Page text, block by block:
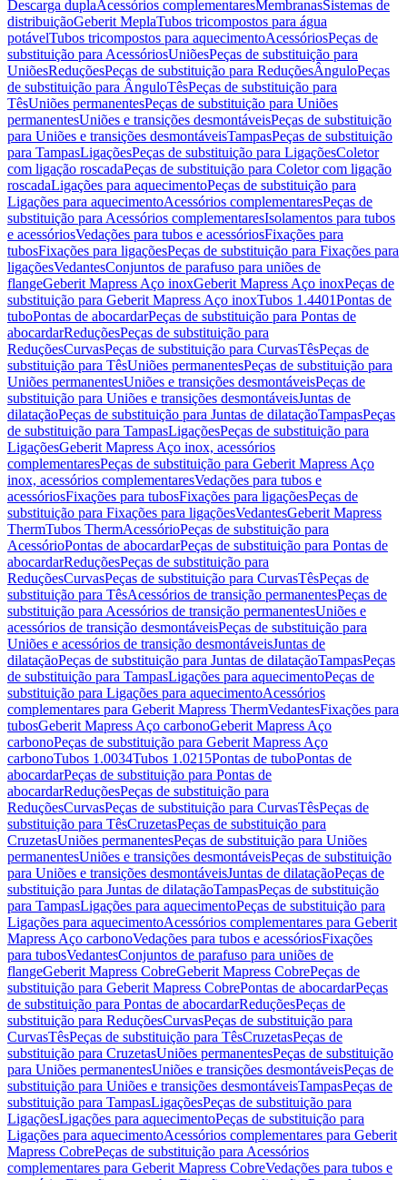
Descarga duplaAcessórios complementaresMembranasSistemas de
distribuiçãoGeberit MeplaTubos tricompostos para água
potávelTubos tricompostos para aquecimentoAcessóriosPeças de
substituição para AcessóriosUniõesPeças de substituição para
UniõesReduçõesPeças de substituição para ReduçõesÂnguloPeças
de substituição para ÂnguloTêsPeças de substituição para
TêsUniões permanentesPeças de substituição para Uniões
permanentesUniões e transições desmontáveisPeças de substituição
para Uniões e transições desmontáveisTampasPeças de substituição
para TampasLigaçõesPeças de substituição para LigaçõesColetor
com ligação roscadaPeças de substituição para Coletor com ligação
roscadaLigações para aquecimentoPeças de substituição para
Ligações para aquecimentoAcessórios complementaresPeças de
substituição para Acessórios complementaresIsolamentos para tubos
e acessóriosVedações para tubos e acessóriosFixações para
tubosFixações para ligaçõesPeças de substituição para Fixações para
ligaçõesVedantesConjuntos de parafuso para uniões de
flangeGeberit Mapress Aço inoxGeberit Mapress Aço inoxPeças de
substituição para Geberit Mapress Aço inoxTubos 1.4401Pontas de
tuboPontas de abocardarPeças de substituição para Pontas de
abocardarReduçõesPeças de substituição para
ReduçõesCurvasPeças de substituição para CurvasTêsPeças de
substituição para TêsUniões permanentesPeças de substituição para
Uniões permanentesUniões e transições desmontáveisPeças de
substituição para Uniões e transições desmontáveisJuntas de
dilataçãoPeças de substituição para Juntas de dilataçãoTampasPeças
de substituição para TampasLigaçõesPeças de substituição para
LigaçõesGeberit Mapress Aço inox, acessórios
complementaresPeças de substituição para Geberit Mapress Aço
inox, acessórios complementaresVedações para tubos e
acessóriosFixações para tubosFixações para ligaçõesPeças de
substituição para Fixações para ligaçõesVedantesGeberit Mapress
ThermTubos ThermAcessórioPeças de substituição para
AcessórioPontas de abocardarPeças de substituição para Pontas de
abocardarReduçõesPeças de substituição para
ReduçõesCurvasPeças de substituição para CurvasTêsPeças de
substituição para TêsAcessórios de transição permanentesPeças de
substituição para Acessórios de transição permanentesUniões e
acessórios de transição desmontáveisPeças de substituição para
Uniões e acessórios de transição desmontáveisJuntas de
dilataçãoPeças de substituição para Juntas de dilataçãoTampasPeças
de substituição para TampasLigações para aquecimentoPeças de
substituição para Ligações para aquecimentoAcessórios
complementares para Geberit Mapress ThermVedantesFixações para
tubosGeberit Mapress Aço carbonoGeberit Mapress Aço
carbonoPeças de substituição para Geberit Mapress Aço
carbonoTubos 1.0034Tubos 1.0215Pontas de tuboPontas de
abocardarPeças de substituição para Pontas de
abocardarReduçõesPeças de substituição para
ReduçõesCurvasPeças de substituição para CurvasTêsPeças de
substituição para TêsCruzetasPeças de substituição para
CruzetasUniões permanentesPeças de substituição para Uniões
permanentesUniões e transições desmontáveisPeças de substituição
para Uniões e transições desmontáveisJuntas de dilataçãoPeças de
substituição para Juntas de dilataçãoTampasPeças de substituição
para TampasLigações para aquecimentoPeças de substituição para
Ligações para aquecimentoAcessórios complementares para Geberit
Mapress Aço carbonoVedações para tubos e acessóriosFixações
para tubosVedantesConjuntos de parafuso para uniões de
flangeGeberit Mapress CobreGeberit Mapress CobrePeças de
substituição para Geberit Mapress CobrePontas de abocardarPeças
de substituição para Pontas de abocardarReduçõesPeças de
substituição para ReduçõesCurvasPeças de substituição para
CurvasTêsPeças de substituição para TêsCruzetasPeças de
substituição para CruzetasUniões permanentesPeças de substituição
para Uniões permanentesUniões e transições desmontáveisPeças de
substituição para Uniões e transições desmontáveisTampasPeças de
substituição para TampasLigaçõesPeças de substituição para
LigaçõesLigações para aquecimentoPeças de substituição para
Ligações para aquecimentoAcessórios complementares para Geberit
Mapress CobrePeças de substituição para Acessórios
complementares para Geberit Mapress CobreVedações para tubos e